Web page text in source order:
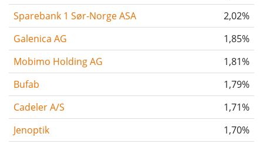
Sparebank 1 Sør-Norge ASA
2,02%
Galenica AG
1,85%
Mobimo Holding AG
1,81%
Bufab
1,79%
Cadeler A/S
1,71%
Jenoptik
1,70%